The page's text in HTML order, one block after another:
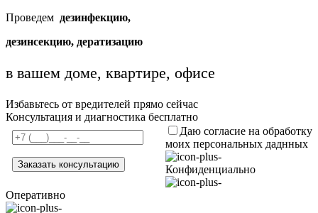
Проведем дезинфекцию,
дезинсекцию, дератизацию
в вашем доме, квартире, офисе
Избавьтесь от вредителей прямо сейчас
Консультация и диагностика бесплатно
Даю согласие на обработку
моих персональных даднных
Конфиденциально
Оперативно